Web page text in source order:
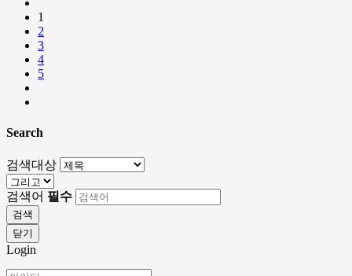
1
2
3
4
5
Search
검색대상
검색어 필수
검색
닫기
Login